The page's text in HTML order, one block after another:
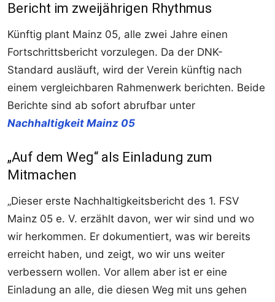
Bericht im zweijährigen Rhythmus
Künftig plant Mainz 05, alle zwei Jahre einen
Fortschrittsbericht vorzulegen. Da der DNK-
Standard ausläuft, wird der Verein künftig nach
einem vergleichbaren Rahmenwerk berichten. Beide
Berichte sind ab sofort abrufbar unter
Nachhaltigkeit Mainz 05
„Auf dem Weg“ als Einladung zum
Mitmachen
„Dieser erste Nachhaltigkeitsbericht des 1. FSV
Mainz 05 e. V. erzählt davon, wer wir sind und wo
wir herkommen. Er dokumentiert, was wir bereits
erreicht haben, und zeigt, wo wir uns weiter
verbessern wollen. Vor allem aber ist er eine
Einladung an alle, die diesen Weg mit uns gehen